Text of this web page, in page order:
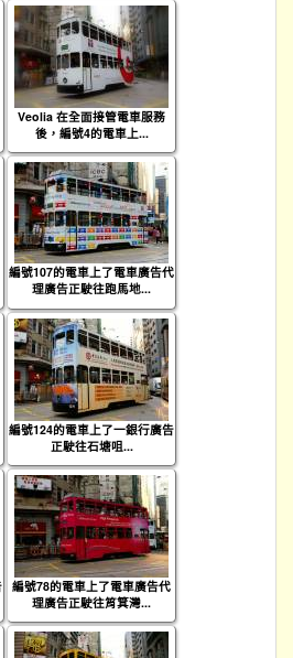
Veolia 在全面接管電車服務
後，編號4的電車上...
編號107的電車上了電車廣告代
理廣告正駛往跑馬地...
編號124的電車上了一銀行廣告
正駛往石塘咀...
編號78的電車上了電車廣告代
理廣告正駛往筲箕灣...